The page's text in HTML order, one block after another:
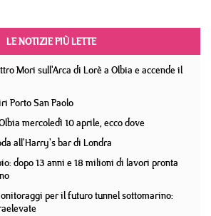
LE NOTIZIE PIÙ LETTE
Mori sull'Arca di Lorè a Olbia e accende il
Porto San Paolo
mercoledì 10 aprile, ecco dove
all'Harry's bar di Londra
dopo 13 anni e 18 milioni di lavori pronta
per il futuro tunnel sottomarino: